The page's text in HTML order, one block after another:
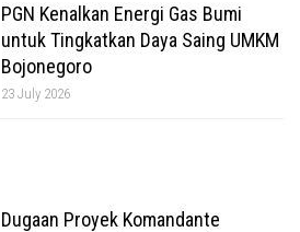
PGN Kenalkan Energi Gas Bumi
untuk Tingkatkan Daya Saing UMKM
Bojonegoro
23 July 2026
Dugaan Proyek Komandante